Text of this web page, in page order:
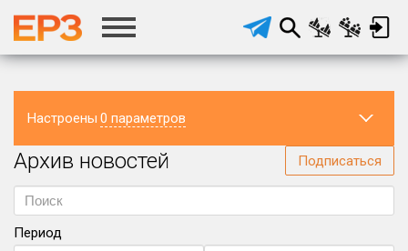
Настроены 0 параметров
Регион
Архив новостей Подписаться
Период